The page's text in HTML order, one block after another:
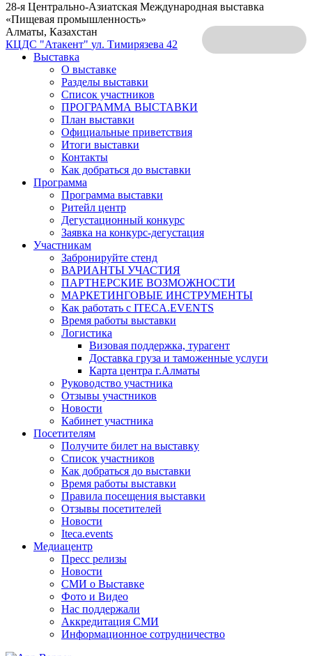
28-я Центрально-Азиатская Международная выставка
«Пищевая промышленность»
Алматы, Казахстан
КЦДС "Атакент" ул. Тимирязева 42
Выставка
О выставке
Разделы выставки
Список участников
ПРОГРАММА ВЫСТАВКИ
План выставки
Официальные приветствия
Итоги выставки
Контакты
Как добраться до выставки
Программа
Программа выставки
Ритейл центр
Дегустационный конкурс
Заявка на конкурс-дегустация
Участникам
Забронируйте стенд
ВАРИАНТЫ УЧАСТИЯ
ПАРТНЕРСКИЕ ВОЗМОЖНОСТИ
МАРКЕТИНГОВЫЕ ИНСТРУМЕНТЫ
Как работать с ITECA.EVENTS
Время работы выставки
Логистика
Визовая поддержка, турагент
Доставка груза и таможенные услуги
Карта центра г.Алматы
Руководство участника
Отзывы участников
Новости
Кабинет участника
Посетителям
Получите билет на выставку
Список участников
Как добраться до выставки
Время работы выставки
Правила посещения выставки
Отзывы посетителей
Новости
Iteca.events
Медиацентр
Пресс релизы
Новости
СМИ о Выставке
Фото и Видео
Нас поддержали
Аккредитация СМИ
Информационное сотрудничество